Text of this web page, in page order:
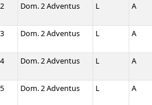
2 Dom. 2 Adventus L A
3 Dom. 2 Adventus L A
4 Dom. 2 Adventus L A
5 Dom. 2 Adventus L A